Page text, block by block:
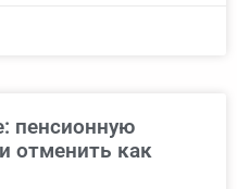
пенсионную
отменить как